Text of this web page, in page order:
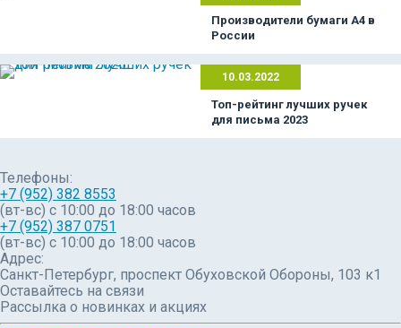
Производители бумаги А4 в
России
10.03.2022
Топ-рейтинг лучших ручек
для письма 2023
Телефоны:
+7 (952) 382 8553
(вт-вс) c 10:00 до 18:00 часов
+7 (952) 387 0751
(вт-вс) с 10:00 до 18:00 часов
Адрес:
Санкт-Петербург, проспект Обуховской Обороны, 103 к1
Оставайтесь на связи
Рассылка о новинках и акциях